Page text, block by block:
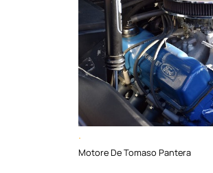
.
Motore De Tomaso Pantera